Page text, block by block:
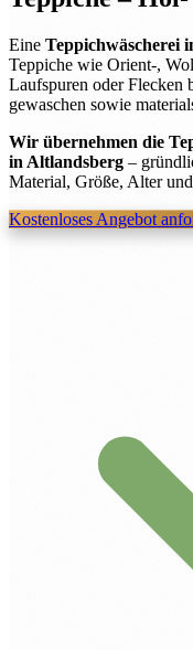
Eine Teppichwäscherei
Teppiche wie Orient-,
Laufspuren oder Flecken
gewaschen sowie
Wir übernehmen die
in Altlandsberg–
Material, Größe, Alter
Kostenloses Angebot